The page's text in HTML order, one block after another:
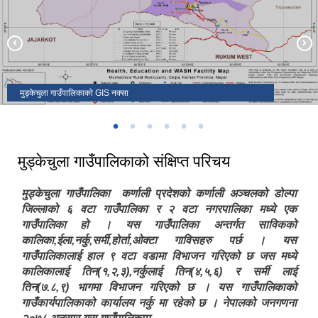
मुड्केचुला गाउँपालिकाकाे GIS नक्सा
मुड्केचुला गाउँपालिकाकाे नवनिर्वाचित जनप्रतिनिधिहरु ( स्थानीय तह निर्वाचन,२०७९)
१६ औ हिउँदे गाउँसभा मुड्केचुला गाउँपालिकाकाे कार्यालय
मुड्केचुला गाउँपालिकाको १५ औं गाउँसभा
कर्मचारीहरु मुड्केचुला गाउँपालिका
भरतपुर महानगरपालिका, चितवन र मुड्केचुला गाउँपालिका डोल्पा बीचको भगिनी सम्बन्ध
कायम २०८२
मुड्केचुला गाउँपालिकाको संक्षिप्त परिचय
मुड्केचुला गाउँपालिका कर्णाली प्रदेशको कर्णाली अञ्चलको डोल्पा
जिल्लाको ६ वटा गाउँपालिका र २ वटा नगरपालिका मध्ये एक
गाउँपालिका हो । यस गाउँपालिका अन्तर्गत साविकको
कालिका,ईला,नर्कु,सर्मी,होर्ता,ओक्टा गाविसहरु पर्छ । यस
गाउँपालिकालाई हाल ९ वटा वडामा विभाजन गरिएको छ जस मध्ये
कालिकालाई तिन(१,२,३),नर्कुलाई तिन(४,५,६) र सर्मी लाई
तिन(७.८,९) भागमा विभाजन गरिएको छ । यस गाउँपालिकाको
गाउँकार्यपालिकाको कार्यालय नर्कु मा रहेको छ । नेपालको जनगणना